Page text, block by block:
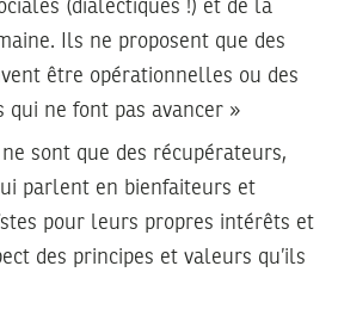
(dialectiques !) et de la
Ils ne proposent que des
être opérationnelles ou des
qui ne font pas avancer »
ne sont que des récupérateurs,
parlent en bienfaiteurs et
pour leurs propres intérêts et
des principes et valeurs qu’ils